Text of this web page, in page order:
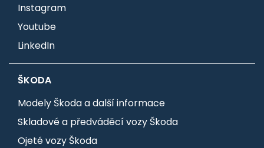
Instagram
Youtube
LinkedIn
ŠKODA
Modely Škoda a další informace
Skladové a předváděcí vozy Škoda
Ojeté vozy Škoda